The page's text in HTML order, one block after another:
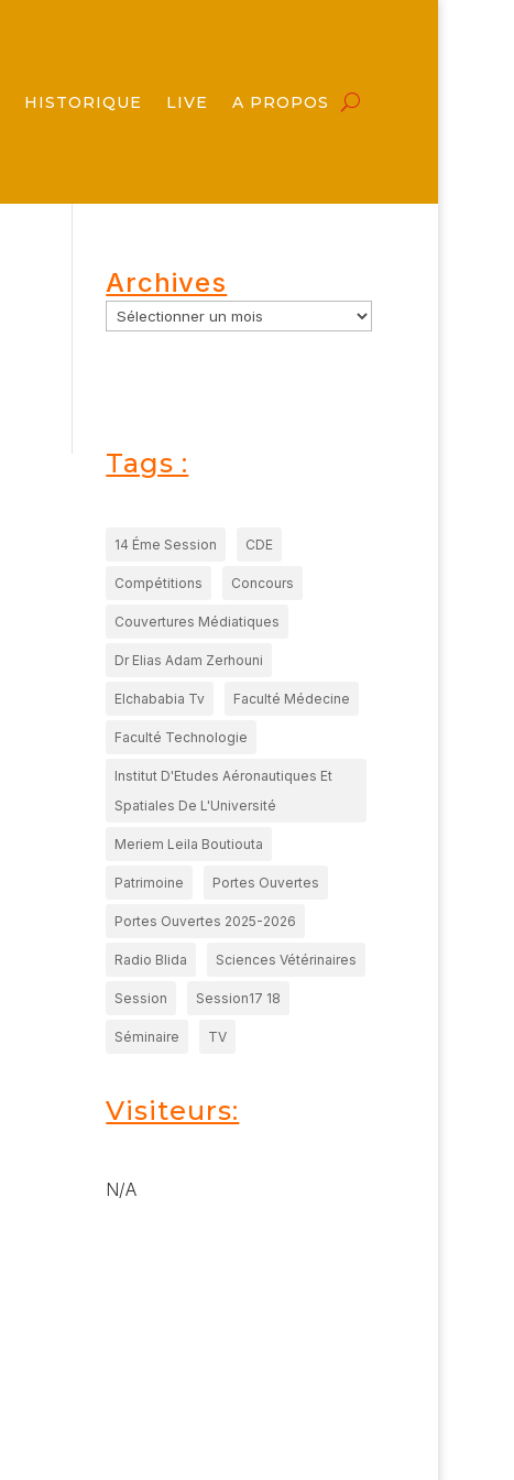
HISTORIQUE LIVE A PROPOS
Archives
Tags :
14 Éme Session CDE
Compétitions Concours
Couvertures Médiatiques
Dr Elias Adam Zerhouni
Elchababia Tv Faculté Médecine
Faculté Technologie
Institut D'Etudes Aéronautiques Et
Spatiales De L'Université
Meriem Leila Boutiouta
Patrimoine Portes Ouvertes
Portes Ouvertes 2025-2026
Radio Blida Sciences Vétérinaires
Session Session17 18
Séminaire TV
Visiteurs:
N/A